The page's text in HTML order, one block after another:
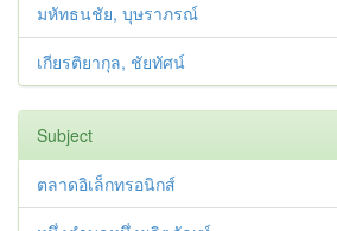
มหัทธนชัย, บุษราภรณ์
เกียรติยากุล, ชัยทัศน์
Subject
ตลาดอิเล็กทรอนิกส์